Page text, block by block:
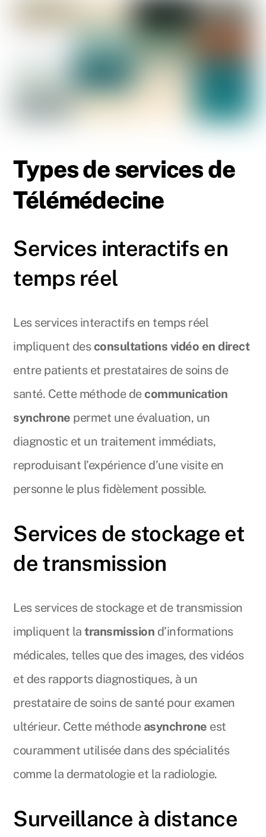
Types de services de
Télémédecine
Services interactifs en
temps réel
Les services interactifs en temps réel
impliquent desconsultations vidéo en direct
entre patients et prestataires de soins de
santé. Cette méthode decommunication
synchrone permet une évaluation, un
diagnostic et un traitement immédiats,
reproduisant l’expérience d’une visite en
personne le plus fidèlement possible.
Services de stockage et
de transmission
Les services de stockage et de transmission
impliquent latransmission d’informations
médicales, telles que des images, des vidéos
et des rapports diagnostiques, à un
prestataire de soins de santé pour examen
ultérieur. Cette méthode asynchrone est
couramment utilisée dans des spécialités
comme la dermatologie et la radiologie.
Surveillance à distance